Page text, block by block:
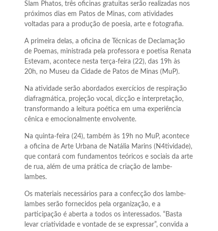
Slam Phatos, três oficinas gratuitas serão realizadas nos
próximos dias em Patos de Minas, com atividades
voltadas para a produção de poesia, arte e fotografia.
A primeira delas, a oficina de Técnicas de Declamação
de Poemas, ministrada pela professora e poetisa Renata
Estevam, acontece nesta terça-feira (22), das 19h às
20h, no Museu da Cidade de Patos de Minas (MuP).
Na atividade serão abordados exercícios de respiração
diafragmática, projeção vocal, dicção e interpretação,
transformando a leitura poética em uma experiência
cênica e emocionalmente envolvente.
Na quinta-feira (24), também às 19h no MuP, acontece
a oficina de Arte Urbana de Natália Marins (N4tividade),
que contará com fundamentos teóricos e sociais da arte
de rua, além de uma prática de criação de lambe-
lambes.
Os materiais necessários para a confecção dos lambe-
lambes serão fornecidos pela organização, e a
participação é aberta a todos os interessados. “Basta
levar criatividade e vontade de se expressar”, convida a